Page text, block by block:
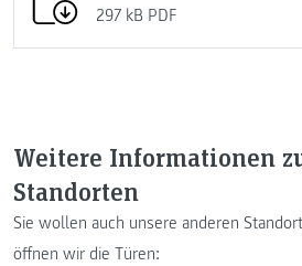
297 kB PDF
Weitere Informationen
Standorten
Sie wollen auch unsere anderen
öffnen wir die Türen: